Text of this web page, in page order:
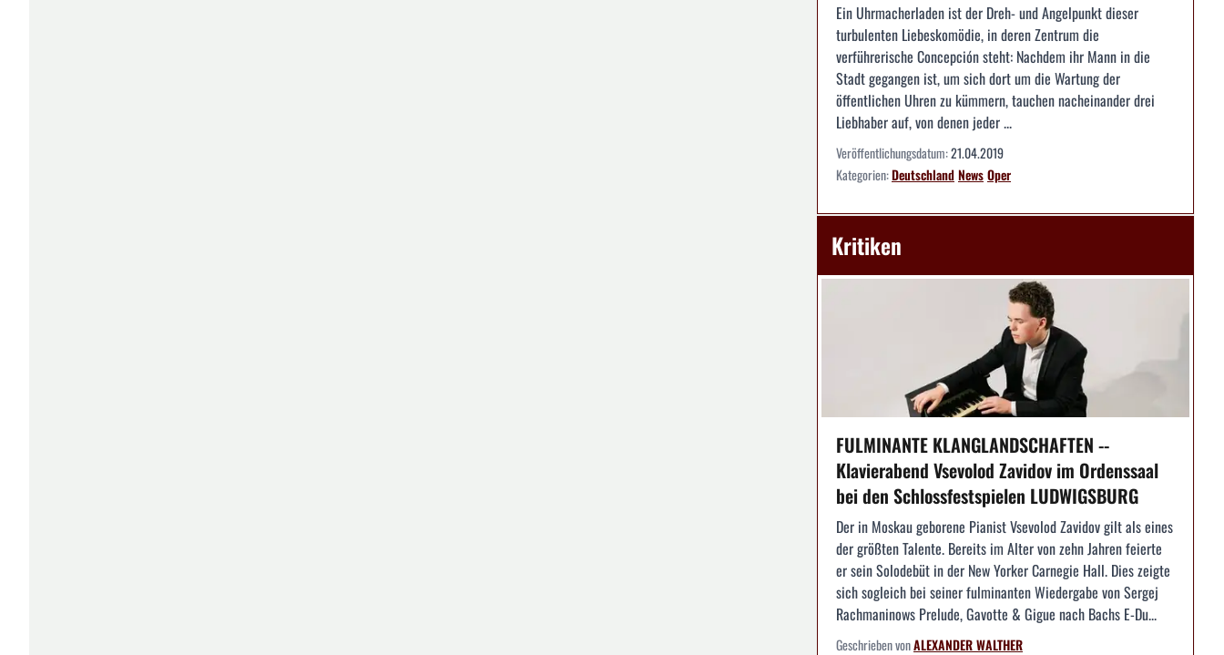
Ein Uhrmacherladen ist der Dreh- und Angelpunkt dieser
turbulenten Liebeskomödie, in deren Zentrum die
verführerische Concepción steht: Nachdem ihr Mann in die
Stadt gegangen ist, um sich dort um die Wartung der
öffentlichen Uhren zu kümmern, tauchen nacheinander drei
Liebhaber auf, von denen jeder ...
Veröffentlichungsdatum:21.04.2019
Kategorien:DeutschlandNewsOper
Kritiken
FULMINANTE KLANGLANDSCHAFTEN --
Klavierabend Vsevolod Zavidov im Ordenssaal
bei den Schlossfestspielen LUDWIGSBURG
Der in Moskau geborene Pianist Vsevolod Zavidov gilt als eines
der größten Talente. Bereits im Alter von zehn Jahren feierte
er sein Solodebüt in der New Yorker Carnegie Hall. Dies zeigte
sich sogleich bei seiner fulminanten Wiedergabe von Sergej
Rachmaninows Prelude, Gavotte & Gigue nach Bachs E-Du...
Geschrieben vonALEXANDER WALTHER